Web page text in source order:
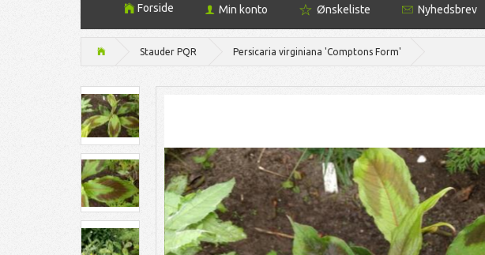
Forside Min konto Ønskeliste Nyhedsbrev
Stauder PQR Persicaria virginiana 'Comptons Form'